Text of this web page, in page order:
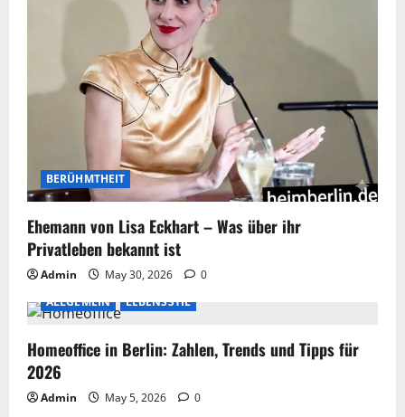
BERÜHMTHEIT
Ehemann von Lisa Eckhart – Was über ihr
Privatleben bekannt ist
Admin May 30, 2026
0
ALLGEMEIN
LEBENSSTIL
Homeoffice in Berlin: Zahlen, Trends und Tipps für
2026
Admin May 5, 2026 0